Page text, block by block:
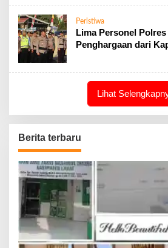
Peristiwa
Lima Personel
Penghargaan dari
Lihat
Berita terbaru